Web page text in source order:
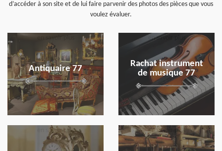
d’accéder à son site et de lui faire parvenir des photos des pièces que vous
voulez évaluer.
Antiquaire 77
en savoir plus
Rachat instrument
de musique 77
en savoir plus
en savoir plus en savoir plus